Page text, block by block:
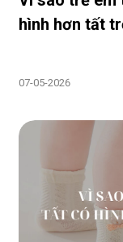
hình hơn tất
07-05-2026